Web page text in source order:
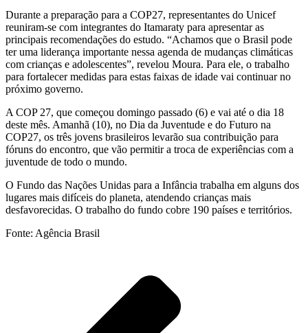
Durante a preparação para a COP27, representantes do Unicef
reuniram-se com integrantes do Itamaraty para apresentar as
principais recomendações do estudo. “Achamos que o Brasil pode
ter uma liderança importante nessa agenda de mudanças climáticas
com crianças e adolescentes”, revelou Moura. Para ele, o trabalho
para fortalecer medidas para estas faixas de idade vai continuar no
próximo governo.
A COP 27, que começou domingo passado (6) e vai até o dia 18
deste mês. Amanhã (10), no Dia da Juventude e do Futuro na
COP27, os três jovens brasileiros levarão sua contribuição para
fóruns do encontro, que vão permitir a troca de experiências com a
juventude de todo o mundo.
O Fundo das Nações Unidas para a Infância trabalha em alguns dos
lugares mais difíceis do planeta, atendendo crianças mais
desfavorecidas. O trabalho do fundo cobre 190 países e territórios.
Fonte: Agência Brasil